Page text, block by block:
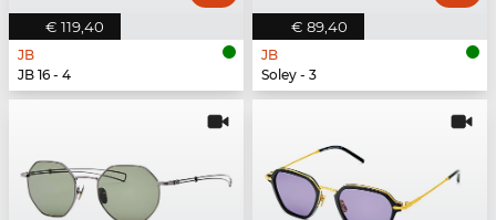
€ 119,40
JB
JB 16 - 4
€ 89,40
JB
Soley - 3